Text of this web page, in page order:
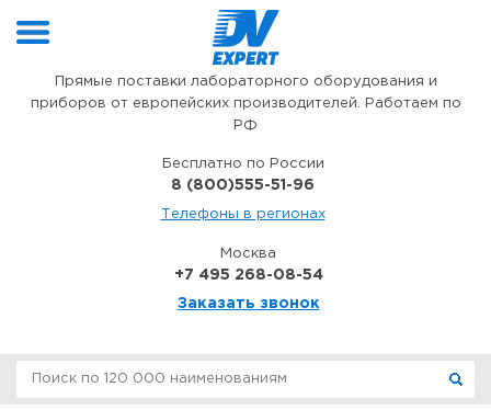
Прямые поставки лабораторного оборудования и
приборов от европейских производителей. Работаем по
РФ
Бесплатно по России
8 (800)555-51-96
Телефоны в регионах
Москва
+7 495 268-08-54
Заказать звонок